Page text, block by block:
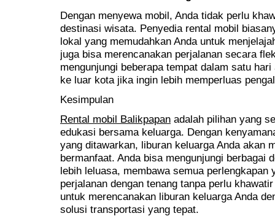
Dengan menyewa mobil, Anda tidak perlu
destinasi wisata. Penyedia rental mobil
lokal yang memudahkan Anda untuk
juga bisa merencanakan perjalanan secara
mengunjungi beberapa tempat dalam satu
ke luar kota jika ingin lebih memperluas
Kesimpulan
Rental mobil Balikpapan adalah pilihan yang
edukasi bersama keluarga. Dengan
yang ditawarkan, liburan keluarga Anda akan
bermanfaat. Anda bisa mengunjungi berbagai
lebih leluasa, membawa semua perlengkapan
perjalanan dengan tenang tanpa perlu
untuk merencanakan liburan keluarga Anda
solusi transportasi yang tepat.